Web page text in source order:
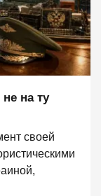
на ту
своей